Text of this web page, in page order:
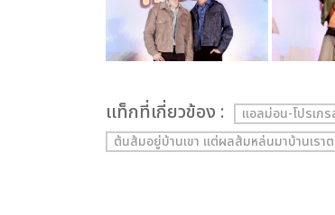
เเท็กที่เกี่ยวข้อง :
แอลม่อน-โปรเกร
ต้นส้มอยู่บ้านเขา แต่ผลส้มหล่นมาบ้านเรา